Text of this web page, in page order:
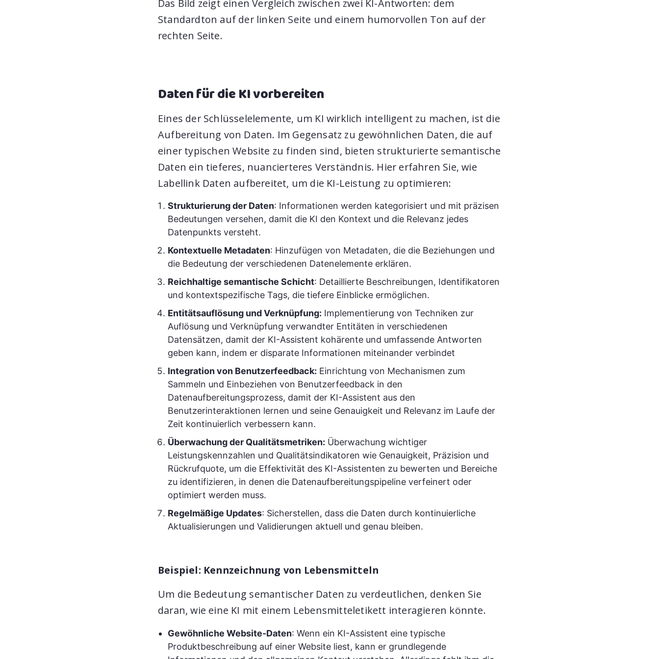
Das Bild zeigt einen Vergleich zwischen zwei KI-Antworten: dem
Standardton auf der linken Seite und einem humorvollen Ton auf der
rechten Seite.
Daten für die KI vorbereiten
Eines der Schlüsselelemente, um KI wirklich intelligent zu machen, ist die
Aufbereitung von Daten. Im Gegensatz zu gewöhnlichen Daten, die auf
einer typischen Website zu finden sind, bieten strukturierte semantische
Daten ein tieferes, nuancierteres Verständnis. Hier erfahren Sie, wie
Labellink Daten aufbereitet, um die KI-Leistung zu optimieren:
Strukturierung der Daten: Informationen werden kategorisiert und mit präzisen
Bedeutungen versehen, damit die KI den Kontext und die Relevanz jedes
Datenpunkts versteht.
Kontextuelle Metadaten: Hinzufügen von Metadaten, die die Beziehungen und
die Bedeutung der verschiedenen Datenelemente erklären.
Reichhaltige semantische Schicht: Detaillierte Beschreibungen, Identifikatoren
und kontextspezifische Tags, die tiefere Einblicke ermöglichen.
Entitätsauflösung und Verknüpfung: Implementierung von Techniken zur
Auflösung und Verknüpfung verwandter Entitäten in verschiedenen
Datensätzen, damit der KI-Assistent kohärente und umfassende Antworten
geben kann, indem er disparate Informationen miteinander verbindet
Integration von Benutzerfeedback: Einrichtung von Mechanismen zum
Sammeln und Einbeziehen von Benutzerfeedback in den
Datenaufbereitungsprozess, damit der KI-Assistent aus den
Benutzerinteraktionen lernen und seine Genauigkeit und Relevanz im Laufe der
Zeit kontinuierlich verbessern kann.
Überwachung der Qualitätsmetriken: Überwachung wichtiger
Leistungskennzahlen und Qualitätsindikatoren wie Genauigkeit, Präzision und
Rückrufquote, um die Effektivität des KI-Assistenten zu bewerten und Bereiche
zu identifizieren, in denen die Datenaufbereitungspipeline verfeinert oder
optimiert werden muss.
Regelmäßige Updates: Sicherstellen, dass die Daten durch kontinuierliche
Aktualisierungen und Validierungen aktuell und genau bleiben.
Beispiel: Kennzeichnung von Lebensmitteln
Um die Bedeutung semantischer Daten zu verdeutlichen, denken Sie
daran, wie eine KI mit einem Lebensmitteletikett interagieren könnte.
Gewöhnliche Website-Daten: Wenn ein KI-Assistent eine typische
Produktbeschreibung auf einer Website liest, kann er grundlegende